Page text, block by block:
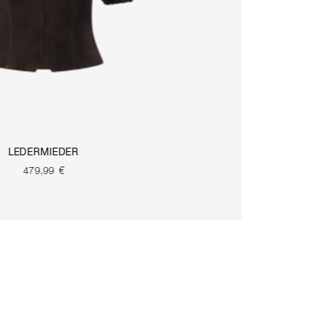
LEDERMIEDER
479,99 €